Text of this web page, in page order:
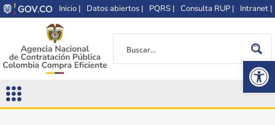
Inicio | Datos abiertos | PQRS | Consulta RUP | Intranet |